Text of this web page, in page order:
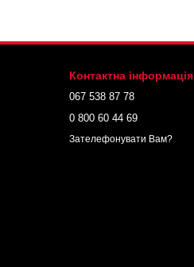
Контактна інформація
067 538 87 78
0 800 60 44 69
Зателефонувати Вам?